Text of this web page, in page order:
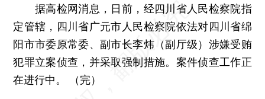
据高检网消息，日前，经四川省人民检察院指
定管辖，四川省广元市人民检察院依法对四川省绵
阳市市委原常委、副市长李炜（副厅级）涉嫌受贿
犯罪立案侦查，并采取强制措施。案件侦查工作正
在进行中。 （完）